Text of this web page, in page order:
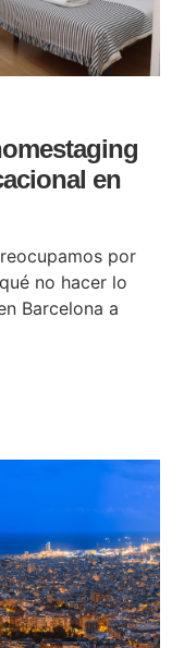
en
por
no hacer lo
Barcelona a